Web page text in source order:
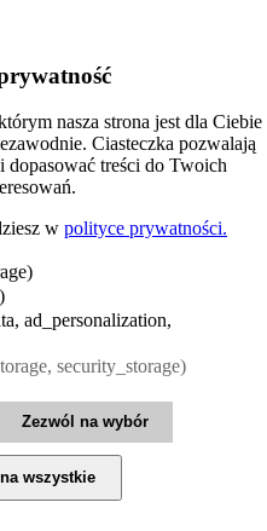
nasza strona jest dla Ciebie
Ciasteczka pozwalają
dopasować treści do Twoich
w polityce prywatności.
ad_personalization,
security_storage)
Zezwól na wybór
wszystkie
Sterling
Dollar
MAKIJAŻ
CERA
PAZNOKCIE
USTA
SKÓRY
SKÓRY